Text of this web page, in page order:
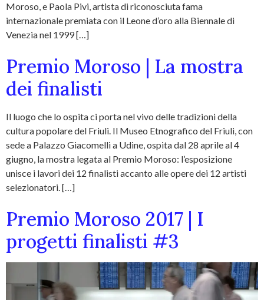
Moroso, e Paola Pivi, artista di riconosciuta fama
internazionale premiata con il Leone d’oro alla Biennale di
Venezia nel 1999 […]
Premio Moroso | La mostra
dei finalisti
Il luogo che lo ospita ci porta nel vivo delle tradizioni della
cultura popolare del Friuli. Il Museo Etnografico del Friuli, con
sede a Palazzo Giacomelli a Udine, ospita dal 28 aprile al 4
giugno, la mostra legata al Premio Moroso: l’esposizione
unisce i lavori dei 12 finalisti accanto alle opere dei 12 artisti
selezionatori. […]
Premio Moroso 2017 | I
progetti finalisti #3